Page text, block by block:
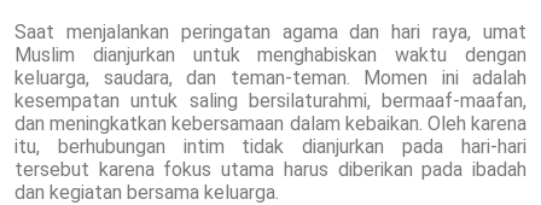
Saat menjalankan peringatan agama dan hari raya, umat
Muslim dianjurkan untuk menghabiskan waktu dengan
keluarga, saudara, dan teman-teman. Momen ini adalah
kesempatan untuk saling bersilaturahmi, bermaaf-maafan,
dan meningkatkan kebersamaan dalam kebaikan. Oleh karena
itu, berhubungan intim tidak dianjurkan pada hari-hari
tersebut karena fokus utama harus diberikan pada ibadah
dan kegiatan bersama keluarga.